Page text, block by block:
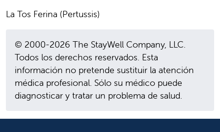
La Tos Ferina (Pertussis)
© 2000-2026 The StayWell Company, LLC.
Todos los derechos reservados. Esta
información no pretende sustituir la atención
médica profesional. Sólo su médico puede
diagnosticar y tratar un problema de salud.